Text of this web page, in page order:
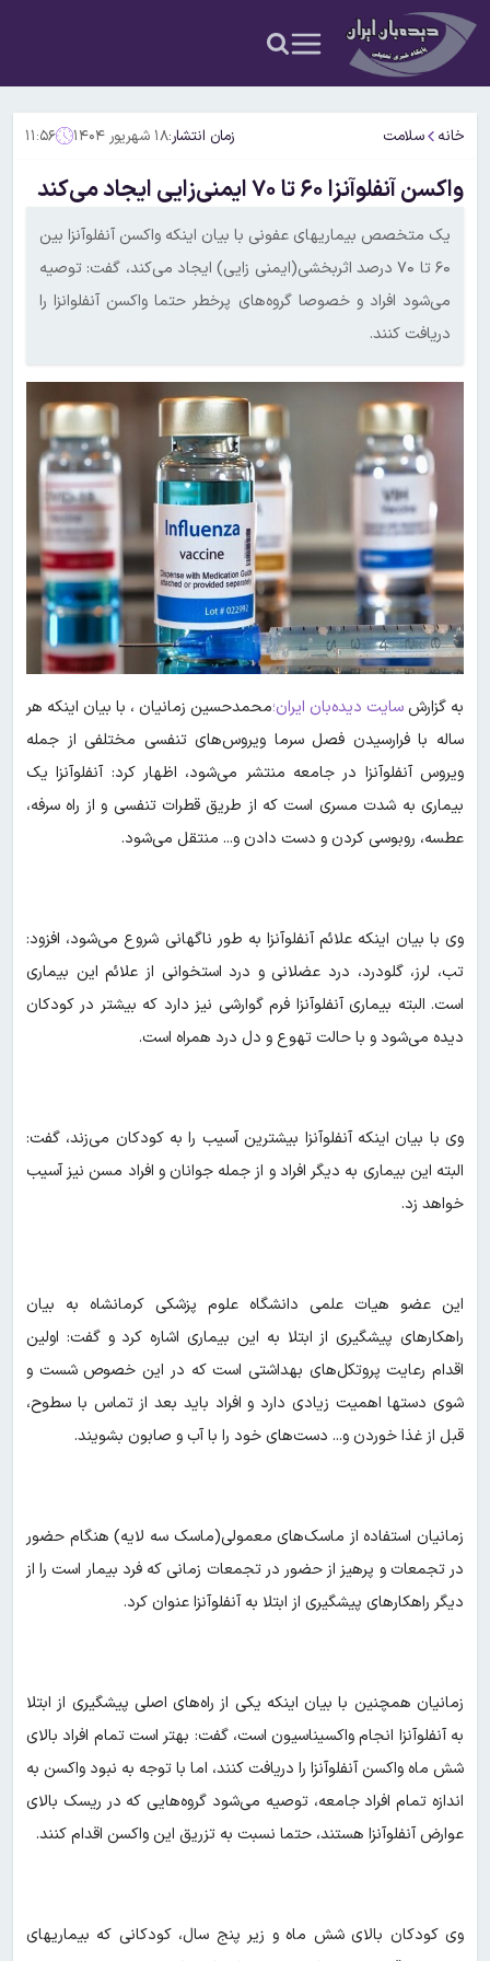
خانه سلامت زمان انتشار:۱۸ شهریور ۱۴۰۴ ۱۱:۵۶
واکسن آنفلوآنزا ۶۰ تا ۷۰ ایمنی‌زایی ایجاد می‌کند
یک متخصص بیماریهای عفونی با بیان اینکه واکسن آنفلوآنزا بین
۶۰ تا ۷۰ درصد اثربخشی(ایمنی زایی) ایجاد می‌کند، گفت: توصیه
می‌شود افراد و خصوصا گروه‌های پرخطر حتما واکسن آنفلوانزا را
دریافت کنند.
به گزارشسایت دیده‌بان ایران؛محمدحسین زمانیان ، با بیان اینکه هر
ساله با فرارسیدن فصل سرما ویروس‌های تنفسی مختلفی از جمله
ویروس آنفلوآنزا در جامعه منتشر می‌شود، اظهار کرد: آنفلوآنزا یک
بیماری به شدت مسری است که از طریق قطرات تنفسی و از راه سرفه،
عطسه، روبوسی کردن و دست دادن و... منتقل می‌شود.
وی با بیان اینکه علائم آنفلوآنزا به طور ناگهانی شروع می‌شود، افزود:
تب، لرز، گلودرد، درد عضلانی و درد استخوانی از علائم این بیماری
است. البته بیماری آنفلوآنزا فرم گوارشی نیز دارد که بیشتر در کودکان
دیده می‌شود و با حالت تهوع و دل درد همراه است.
وی با بیان اینکه آنفلوآنزا بیشترین آسیب را به کودکان می‌زند، گفت:
البته این بیماری به دیگر افراد و از جمله جوانان و افراد مسن نیز آسیب
خواهد زد.
این عضو هیات علمی دانشگاه علوم پزشکی کرمانشاه به بیان
راهکارهای پیشگیری از ابتلا به این بیماری اشاره کرد و گفت: اولین
اقدام رعایت پروتکل‌های بهداشتی است که در این خصوص شست و
شوی دستها اهمیت زیادی دارد و افراد باید بعد از تماس با سطوح،
قبل از غذا خوردن و... دست‌های خود را با آب و صابون بشویند.
زمانیان استفاده از ماسک‌های معمولی(ماسک سه لایه) هنگام حضور
در تجمعات و پرهیز از حضور در تجمعات زمانی که فرد بیمار است را از
دیگر راهکارهای پیشگیری از ابتلا به آنفلوآنزا عنوان کرد.
زمانیان همچنین با بیان اینکه یکی از راه‌های اصلی پیشگیری از ابتلا
به آنفلوآنزا انجام واکسیناسیون است، گفت: بهتر است تمام افراد بالای
شش ماه واکسن آنفلوآنزا را دریافت کنند، اما با توجه به نبود واکسن به
اندازه تمام افراد جامعه، توصیه می‌شود گروه‌هایی که در ریسک بالای
عوارض آنفلوآنزا هستند، حتما نسبت به تزریق این واکسن اقدام کنند.
وی کودکان بالای شش ماه و زیر پنج سال، کودکانی که بیماریهای